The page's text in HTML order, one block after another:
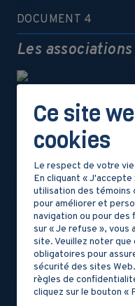
DOCUMENT 4
Les
DOCUMENT 4
Les Croisades
DOCUMENT 5
Le grand
Ce site
cookies
Le respect de votre
En cliquant «
utilisation des témoins
pour améliorer et
navigation ou pour
sur « Je refuse », vous
site. Veuillez noter
obligatoires pour
sécurité des sites
règles de
cliquez sur le bouton «